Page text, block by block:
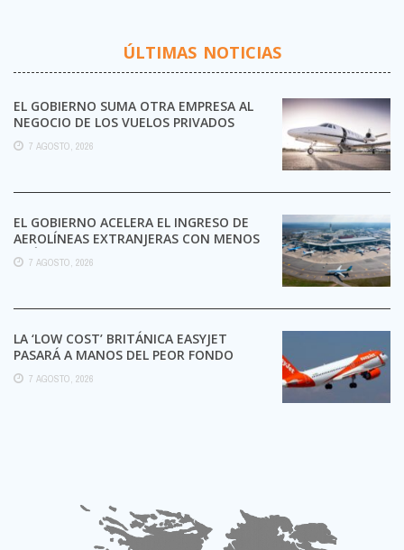
ÚLTIMAS NOTICIAS
EL GOBIERNO SUMA OTRA EMPRESA AL
NEGOCIO DE LOS VUELOS PRIVADOS
7 AGOSTO, 2026
EL GOBIERNO ACELERA EL INGRESO DE
AEROLÍNEAS EXTRANJERAS CON MENOS
TRÁMITES
7 AGOSTO, 2026
LA ‘LOW COST’ BRITÁNICA EASYJET
PASARÁ A MANOS DEL PEOR FONDO
POSIBLE:
7 AGOSTO, 2026